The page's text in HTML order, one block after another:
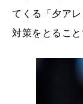
てくる「夕ア
対策をとるこ